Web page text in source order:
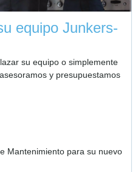
equipo Junkers-
su equipo o simplemente
y presupuestamos
Mantenimiento para su nuevo